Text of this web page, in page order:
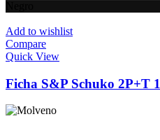
Add to wishlist
Compare
Quick View
Ficha S&P Schuko 2P+T